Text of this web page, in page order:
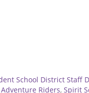
School District Staff
Riders, Spirit